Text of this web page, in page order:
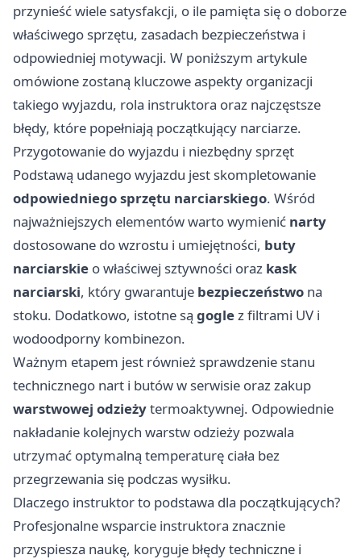
przynieść wiele satysfakcji, o ile pamięta się o doborze
właściwego sprzętu, zasadach bezpieczeństwa i
odpowiedniej motywacji. W poniższym artykule
omówione zostaną kluczowe aspekty organizacji
takiego wyjazdu, rola instruktora oraz najczęstsze
błędy, które popełniają początkujący narciarze.
Przygotowanie do wyjazdu i niezbędny sprzęt
Podstawą udanego wyjazdu jest skompletowanie
odpowiedniego sprzętu narciarskiego. Wśród
najważniejszych elementów warto wymienić narty
dostosowane do wzrostu i umiejętności, buty
narciarskie o właściwej sztywności oraz kask
narciarski, który gwarantuje bezpieczeństwo na
stoku. Dodatkowo, istotne są goglez filtrami UV i
wodoodporny kombinezon.
Ważnym etapem jest również sprawdzenie stanu
technicznego nart i butów w serwisie oraz zakup
warstwowej odzieżytermoaktywnej. Odpowiednie
nakładanie kolejnych warstw odzieży pozwala
utrzymać optymalną temperaturę ciała bez
przegrzewania się podczas wysiłku.
Dlaczego instruktor to podstawa dla początkujących?
Profesjonalne wsparcie instruktora znacznie
przyspiesza naukę, koryguje błędy techniczne i